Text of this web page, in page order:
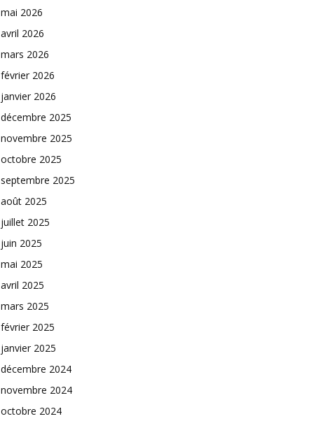
mai 2026
avril 2026
mars 2026
février 2026
janvier 2026
décembre 2025
novembre 2025
octobre 2025
septembre 2025
août 2025
juillet 2025
juin 2025
mai 2025
avril 2025
mars 2025
février 2025
janvier 2025
décembre 2024
novembre 2024
octobre 2024